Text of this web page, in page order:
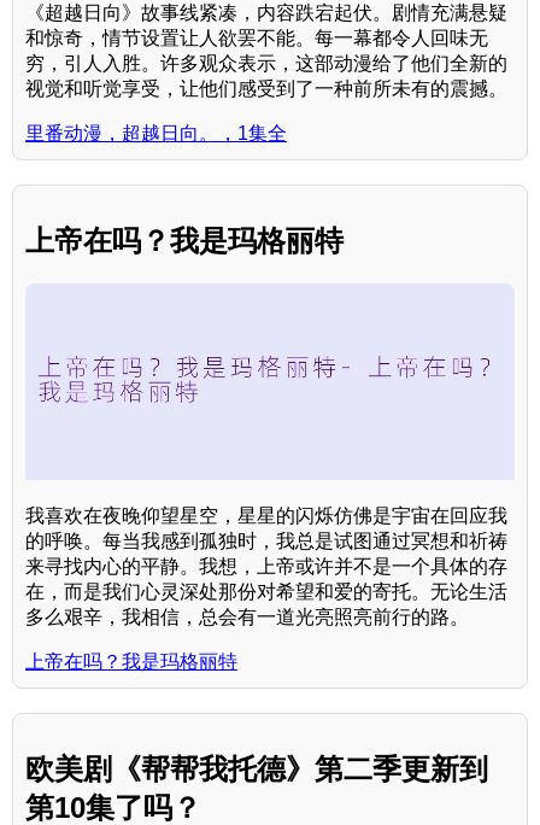
《超越日向》故事线紧凑，内容跌宕起伏。剧情充满悬疑
和惊奇，情节设置让人欲罢不能。每一幕都令人回味无
穷，引人入胜。许多观众表示，这部动漫给了他们全新的
视觉和听觉享受，让他们感受到了一种前所未有的震撼。
里番动漫，超越日向。，1集全
上帝在吗？我是玛格丽特
我喜欢在夜晚仰望星空，星星的闪烁仿佛是宇宙在回应我
的呼唤。每当我感到孤独时，我总是试图通过冥想和祈祷
来寻找内心的平静。我想，上帝或许并不是一个具体的存
在，而是我们心灵深处那份对希望和爱的寄托。无论生活
多么艰辛，我相信，总会有一道光亮照亮前行的路。
上帝在吗？我是玛格丽特
欧美剧《帮帮我托德》第二季更新到
第10集了吗？